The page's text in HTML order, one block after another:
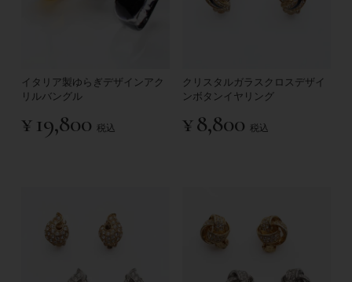
イタリア製ゆらぎデザインアク
リルバングル
¥ 19,800 税込
クリスタルガラスクロスデザイ
ンボタンイヤリング
¥8,800 税込